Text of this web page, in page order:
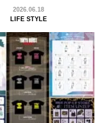
2026.06.18
LIFE STYLE